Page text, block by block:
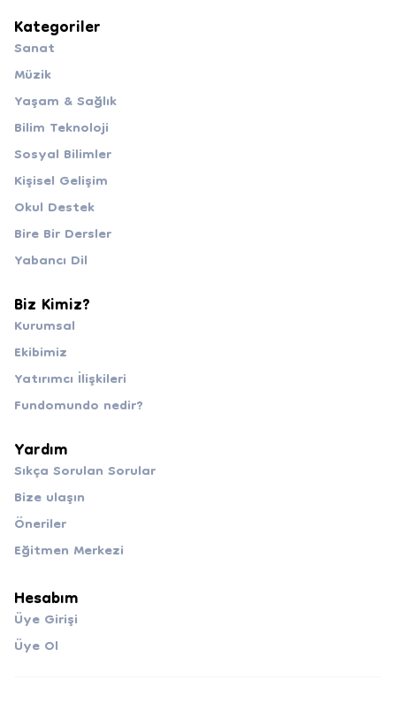
Kategoriler
Sanat
Müzik
Yaşam & Sağlık
Bilim Teknoloji
Sosyal Bilimler
Kişisel Gelişim
Okul Destek
Bire Bir Dersler
Yabancı Dil
Biz Kimiz?
Kurumsal
Ekibimiz
Yatırımcı İlişkileri
Fundomundo nedir?
Yardım
Sıkça Sorulan Sorular
Bize ulaşın
Öneriler
Eğitmen Merkezi
Hesabım
Üye Girişi
Üye Ol